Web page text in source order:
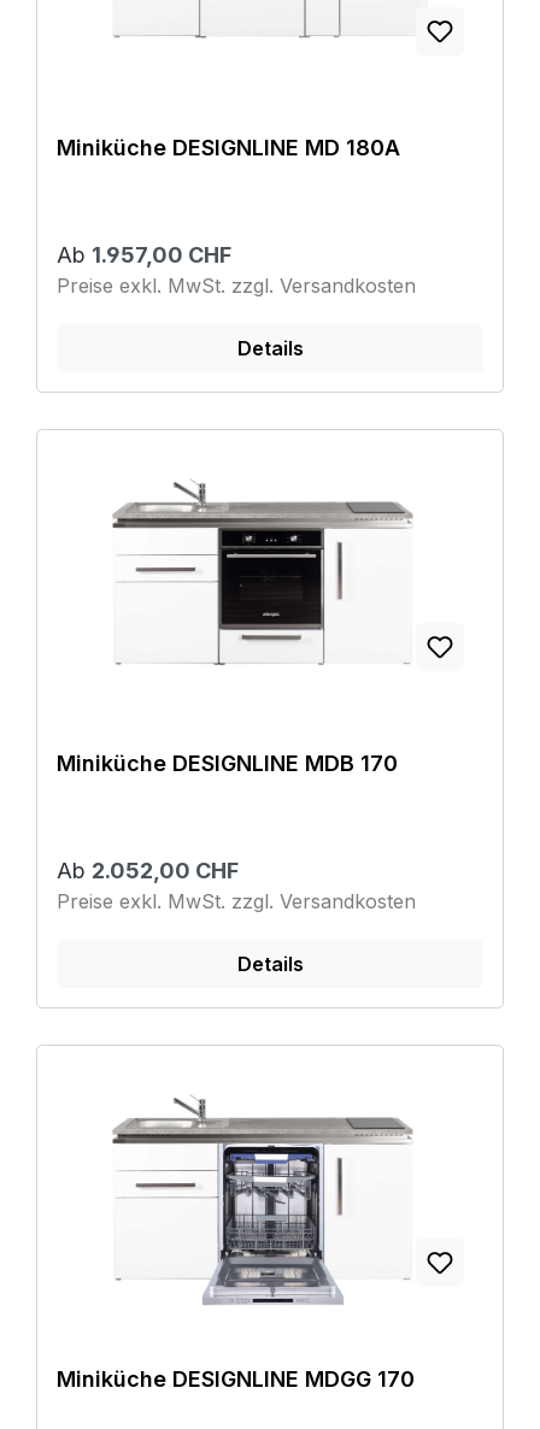
Miniküche DESIGNLINE MD 180A
Ab 1.957,00 CHF
Preise exkl. MwSt. zzgl. Versandkosten
Details
Miniküche DESIGNLINE MDB 170
Ab 2.052,00 CHF
Preise exkl. MwSt. zzgl. Versandkosten
Details
Miniküche DESIGNLINE MDGG 170